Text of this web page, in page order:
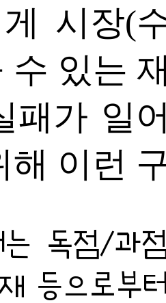
시장(
수 있는
패가 일
해 이런
는 독점/과
등으로부